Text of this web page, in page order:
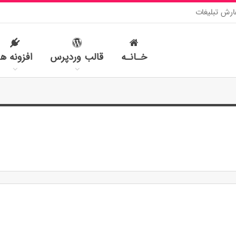
تبلیغات
خـانـه قالب وردپرس افزونه